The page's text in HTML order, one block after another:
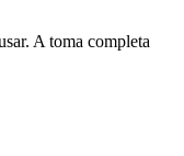
A toma completa